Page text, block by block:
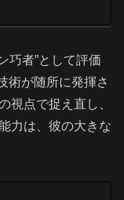
巧者”として評価
術が随所に発揮さ
視点で捉え直し、
力は、彼の大きな